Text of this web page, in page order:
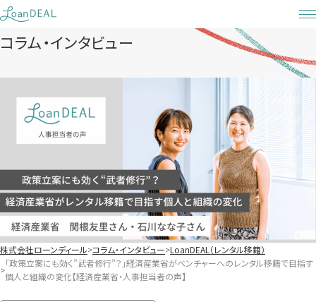
Skip
to
content
コラム・インタビュー
株式会社ローンディール コラム・インタビュー LoanDEAL（レンタル移籍）
「政策立案にも効く”武者修行”？」経済産業省がベンチャーへのレンタル移籍で目指す
個人と組織の変化【経済産業省・人事担当者の声】